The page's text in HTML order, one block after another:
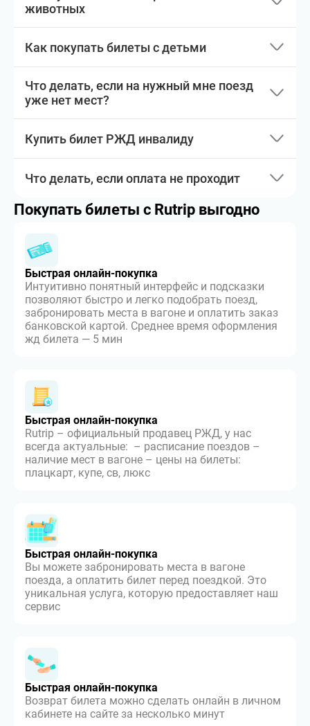
животных
Как покупать билеты с детьми
Что делать, если на нужный мне поезд
уже нет мест?
Купить билет РЖД инвалиду
Что делать, если оплата не проходит
Покупать билеты с Rutrip выгодно
Быстрая онлайн-покупка
Интуитивно понятный интерфейс и подсказки
позволяют быстро и легко подобрать поезд,
забронировать места в вагоне и оплатить заказ
банковской картой. Среднее время оформления
жд билета — 5 мин
Быстрая онлайн-покупка
Rutrip – официальный продавец РЖД, у нас
всегда актуальные: – расписание поездов –
наличие мест в вагоне – цены на билеты:
плацкарт, купе, св, люкс
Быстрая онлайн-покупка
Вы можете забронировать места в вагоне
поезда, а оплатить билет перед поездкой. Это
уникальная услуга, которую предоставляет наш
сервис
Быстрая онлайн-покупка
Возврат билета можно сделать онлайн в личном
кабинете на сайте за несколько минут